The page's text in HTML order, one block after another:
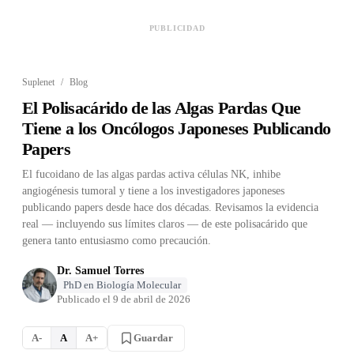
PUBLICIDAD
Suplenet / Blog
El Polisacárido de las Algas Pardas Que
Tiene a los Oncólogos Japoneses Publicando
Papers
El fucoidano de las algas pardas activa células NK, inhibe
angiogénesis tumoral y tiene a los investigadores japoneses
publicando papers desde hace dos décadas. Revisamos la evidencia
real — incluyendo sus límites claros — de este polisacárido que
genera tanto entusiasmo como precaución.
Dr. Samuel Torres
PhD en Biología Molecular
Publicado el 9 de abril de 2026
A- A A+ Guardar